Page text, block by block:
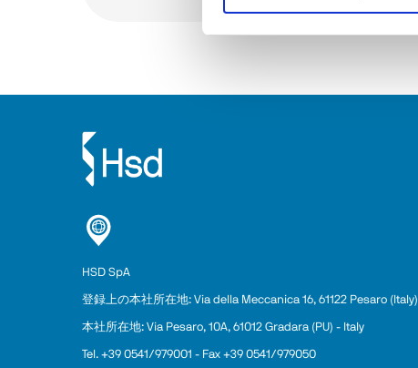
HSD SpA
登録上の本社所在地: Via della Meccanica 16, 61122 Pesaro (Italy)
本社所在地: Via Pesaro, 10A, 61012 Gradara (PU) - Italy
Tel. +39 0541/979001 - Fax +39 0541/979050